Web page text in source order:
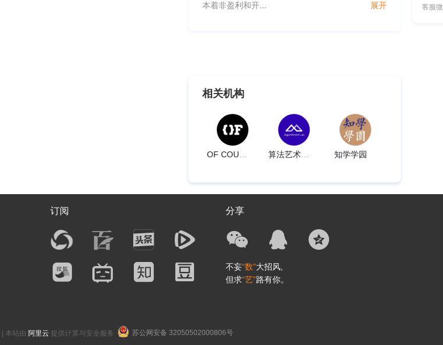
本着非盈利和开
展开
相关机构
算法艺术实验室AALab 知学学园
订阅 分享
不妄“数”大招风,
但求“艺”路有你。
| 本站由 阿里云 提供计算与安全服务 苏公网安备 32050502000806号
客服